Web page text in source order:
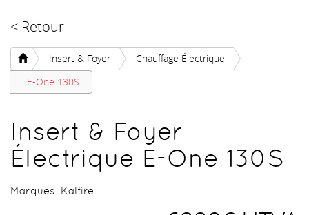
< Retour
Insert & Foyer
Chauffage Électrique
E-One 130S
Insert & Foyer
Électrique E-One 130S
Marques: Kalfire